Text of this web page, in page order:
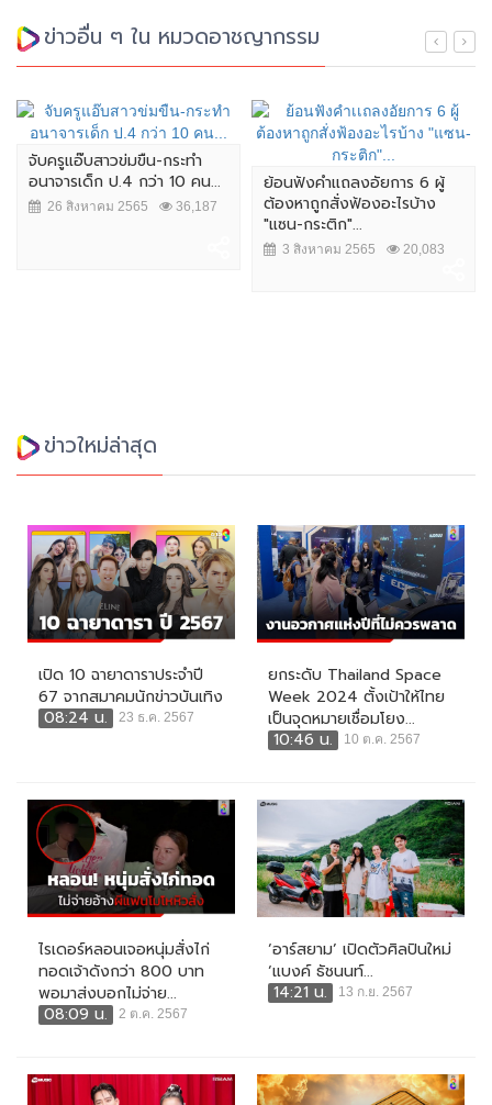
ข่าวอื่น ๆ ใน หมวดอาชญากรรม
จับครูแอ๊บสาวข่มขืน-กระทำ
อนาจารเด็ก ป.4 กว่า 10 คน...
26 สิงหาคม 2565 36,187
ย้อนฟังคำเเถลงอัยการ 6 ผู้
ต้องหาถูกสั่งฟ้องอะไรบ้าง
"แซน-กระติก"...
3 สิงหาคม 2565 20,083
ข่าวใหม่ล่าสุด
เปิด 10 ฉายาดาราประจำปี
67 จากสมาคมนักข่าวบันเทิง
08:24 น.
23 ธ.ค. 2567
ยกระดับ Thailand Space
Week 2024 ตั้งเป้าให้ไทย
เป็นจุดหมายเชื่อมโยง...
10:46 น.
10 ต.ค. 2567
ไรเดอร์หลอนเจอหนุ่มสั่งไก่
ทอดเจ้าดังกว่า 800 บาท
พอมาส่งบอกไม่จ่าย...
08:09 น.
2 ต.ค. 2567
‘อาร์สยาม’ เปิดตัวศิลปินใหม่
‘แบงค์ ธัชนนท์...
14:21 น.
13 ก.ย. 2567